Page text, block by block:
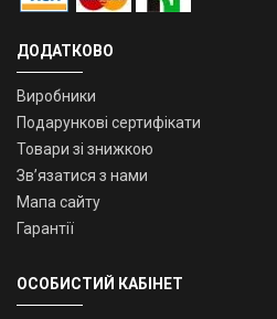
ДОДАТКОВО
Виробники
Подарункові сертифікати
Товари зі знижкою
Зв’язатися з нами
Мапа сайту
Гарантії
ОСОБИСТИЙ КАБІНЕТ